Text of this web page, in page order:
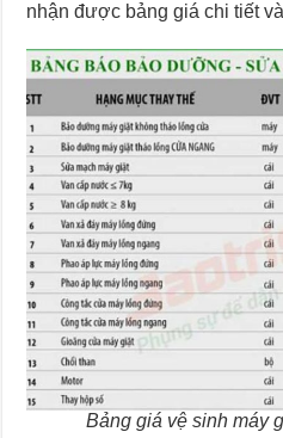
nhận được bảng giá chi tiết
Bảng giá vệ sinh máy